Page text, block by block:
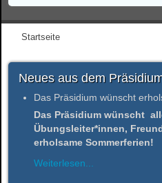
Startseite
Neues aus dem
Das Präsidium wünscht
Das Präsidium wünscht
Übungsleiter*innen,
erholsame Sommerferien!
Weiterlesen...